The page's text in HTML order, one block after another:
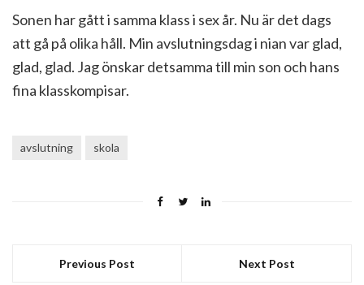
Sonen har gått i samma klass i sex år. Nu är det dags
att gå på olika håll. Min avslutningsdag i nian var glad,
glad, glad. Jag önskar detsamma till min son och hans
fina klasskompisar.
avslutning skola
Previous Post Next Post